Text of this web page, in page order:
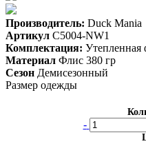
Производитель: Duck Mania
Артикул С5004-NW1
Комплектация: Утепленная
Материал Флис 380 гр
Сезон Демисезонный
Размер одежды
-